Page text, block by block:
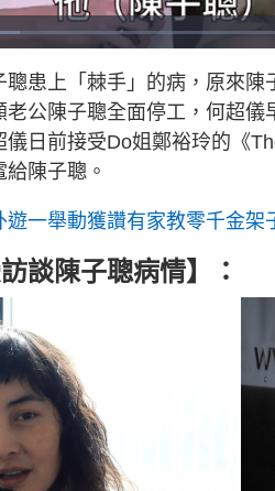
患上「棘手」的病，原來
公陳子聰全面停工，何超
日前接受Do姐鄭裕玲的《
陳子聰。
遊一舉動獲讚有家教零千金架
談陳子聰病情】：